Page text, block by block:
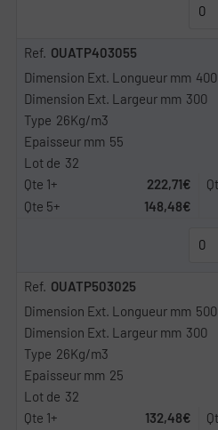
OUATP403055
400
300
26Kg/m3
55
32
222,71€
148,48€
OUATP503025
500
300
26Kg/m3
25
32
132,48€